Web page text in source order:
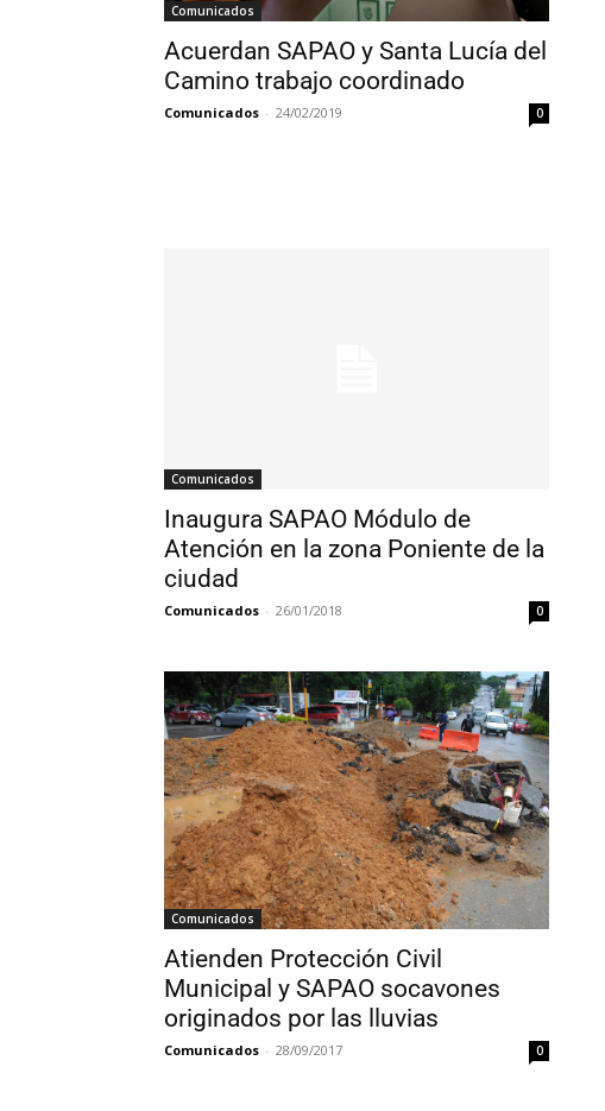
Comunicados
Acuerdan SAPAO y Santa Lucía del
Camino trabajo coordinado
Comunicados - 24/02/2019 0
Comunicados
Inaugura SAPAO Módulo de
Atención en la zona Poniente de la
ciudad
Comunicados - 26/01/2018 0
Comunicados
Atienden Protección Civil
Municipal y SAPAO socavones
originados por las lluvias
Comunicados - 28/09/2017 0